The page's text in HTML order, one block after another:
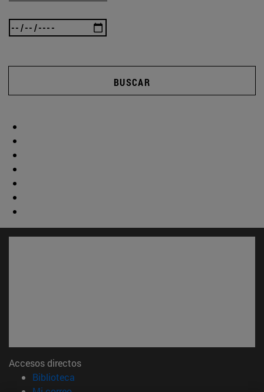
BUSCAR
Accesos directos
Biblioteca